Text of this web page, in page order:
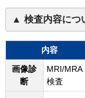
検査内容につ
内容
画像診
断
MRI/MRA
検査